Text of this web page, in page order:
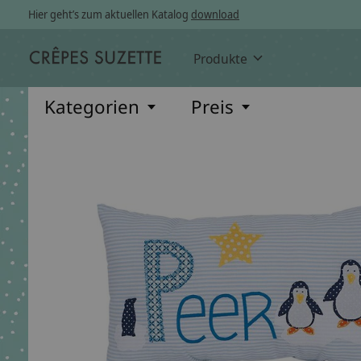
Hier geht’s zum aktuellen Katalog download
Produkte
Kategorien Preis